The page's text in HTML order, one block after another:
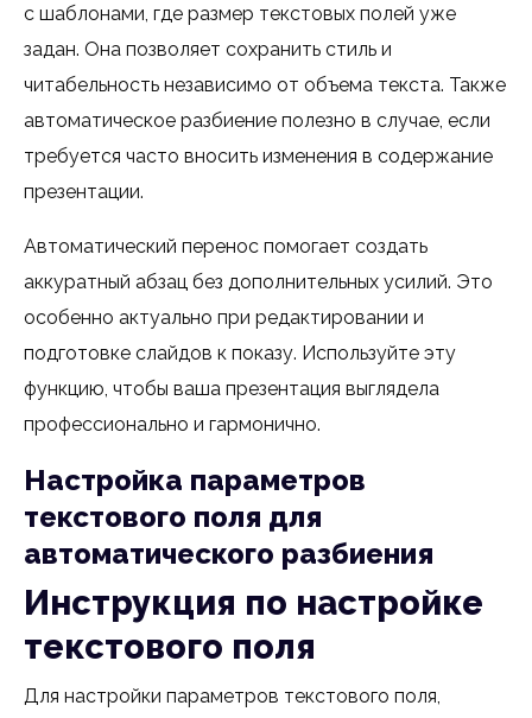
с шаблонами, где размер текстовых полей уже
задан. Она позволяет сохранить стиль и
читабельность независимо от объема текста. Также
автоматическое разбиение полезно в случае, если
требуется часто вносить изменения в содержание
презентации.
Автоматический перенос помогает создать
аккуратный абзац без дополнительных усилий. Это
особенно актуально при редактировании и
подготовке слайдов к показу. Используйте эту
функцию, чтобы ваша презентация выглядела
профессионально и гармонично.
Настройка параметров
текстового поля для
автоматического разбиения
Инструкция по настройке
текстового поля
Для настройки параметров текстового поля,